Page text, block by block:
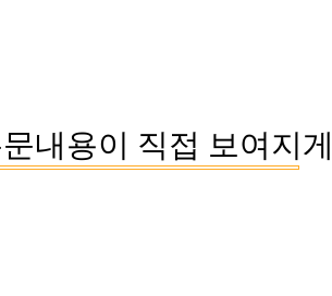
내용이 직접 보여지